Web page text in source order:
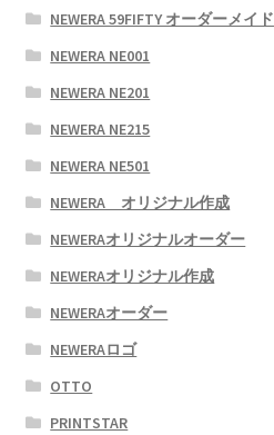
NEWERA 59FIFTY オーダーメイド
NEWERA NE001
NEWERA NE201
NEWERA NE215
NEWERA NE501
NEWERA オリジナル作成
NEWERAオリジナルオーダー
NEWERAオリジナル作成
NEWERAオーダー
NEWERAロゴ
OTTO
PRINTSTAR